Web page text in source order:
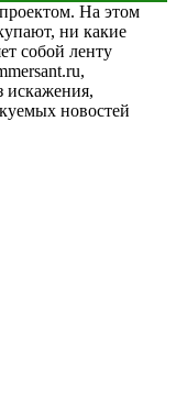
На этом
ни какие
собой ленту
искажения,
новостей